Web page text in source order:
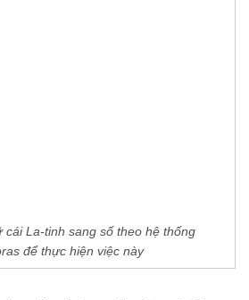
cái La-tinh sang số theo hệ thống
để thực hiện việc này